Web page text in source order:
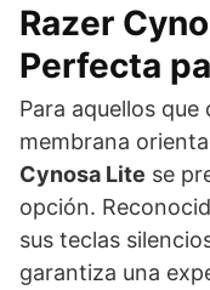
Razer
Perfecta
Para aquellos
membrana
Cynosa Lite se
opción.
sus teclas
garantiza una